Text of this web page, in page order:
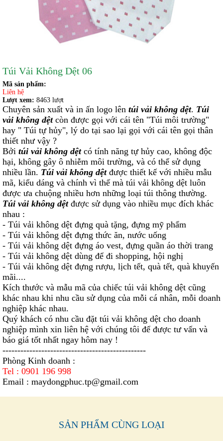
Túi Vải Không Dệt 06
Mã sản phẩm:
Liên hệ
Lượt xem: 8463 lượt
Chuyên sản xuất và in ấn logo lên túi vải không dệt. Túi
vải không dệtcòn được gọi với cái tên "Túi môi trường"
hay " Túi tự hủy", lý do tại sao lại gọi với cái tên gọi thân
thiết như vậy ?
Bởi túi vải không dệtcó tính năng tự hủy cao, không độc
hại, không gây ô nhiễm môi trường, và có thể sử dụng
nhiều lần. Túi vải không dệtđược thiết kế với nhiều mẫu
mã, kiểu dáng và chính vì thế mà túi vải không dệt luôn
được ưa chuộng nhiều hơn những loại túi thông thường.
Túi vải không dệt được sử dụng vào nhiều mục đích khác
nhau :
- Túi vải không dệt đựng quà tặng, đựng mỹ phẩm
- Túi vải không dệt đựng thức ăn, nước uống
- Túi vải không dệt đựng áo vest, đựng quần áo thời trang
- Túi vải không dệt dùng để đi shopping, hội nghị
- Túi vải không dệt đựng rượu, lịch tết, quà tết, quà khuyến
mãi....
Kích thước và mẫu mã của chiếc túi vải không dệt cũng
khác nhau khi nhu cầu sử dụng của mỗi cá nhân, mỗi doanh
nghiệp khác nhau.
Quý khách có nhu cầu đặt túi vải không dệt cho doanh
nghiệp mình xin liên hệ với chúng tôi để được tư vấn và
báo giá tốt nhất ngay hôm nay !
------------------------------------------------
Phòng Kinh doanh :
Tel : 0901 196 998
Email : maydongphuc.tp@gmail.com
SẢN PHẨM CÙNG LOẠI